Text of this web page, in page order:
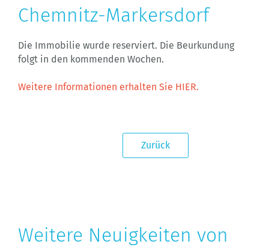
Chemnitz-Markersdorf
Die Immobilie wurde reserviert. Die Beurkundung
folgt in den kommenden Wochen.
Weitere Informationen erhalten Sie HIER.
Zurück
Weitere Neuigkeiten von